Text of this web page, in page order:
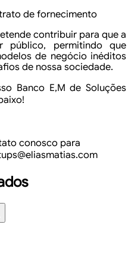
de fornecimento
contribuir para que a
público, permitindo que
de negócio inéditos
de nossa sociedade.
Banco E,M de Soluções
conosco para